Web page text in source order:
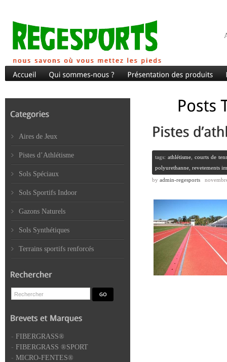
tags:athlétisme ,courts de
polyurethanne revetements
by admin-regesports
Aires de Jeux
Pistes d’Athlétisme
Sols Spéciaux
Sols Sportifs Indoor
Gazons Naturels
Sols Synthétiques
Terrains sportifs renforcés
- FIBERGRASS®
- FIBERGRASS ®SPORT
- MICRO-FENTES®